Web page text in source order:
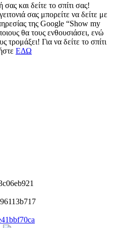
και δείτε το σπίτι σας!
σας μπορείτε να δείτε με
της Google “Show my
θα τους ενθουσιάσει, ενώ
τρομάξει! Για να δείτε το σπίτι
ΕΔΩ